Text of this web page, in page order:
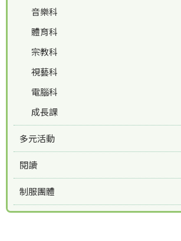
音樂科
體育科
宗教科
視藝科
電腦科
成長課
多元活動
閱讀
制服團體